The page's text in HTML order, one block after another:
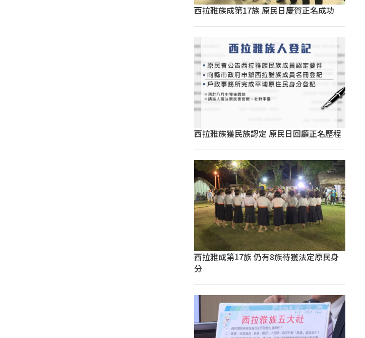
西拉雅族成第17族 原民日慶賀正名成功
西拉雅族獲民族認定 原民日回顧正名歷程
西拉雅成第17族 仍有8族待獲法定原民身
分